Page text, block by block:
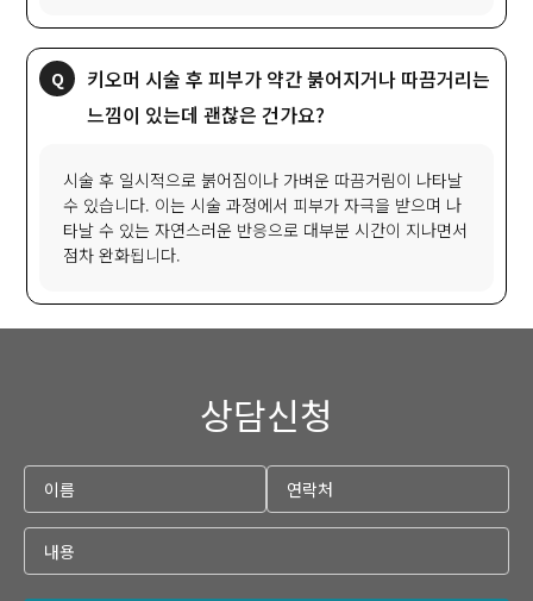
키오머 시술 후 피부가 약간 붉어지거나 따끔거리는
느낌이 있는데 괜찮은 건가요?
시술 후 일시적으로 붉어짐이나 가벼운 따끔거림이 나타날
수 있습니다. 이는 시술 과정에서 피부가 자극을 받으며 나
타날 수 있는 자연스러운 반응으로 대부분 시간이 지나면서
점차 완화됩니다.
상담신청